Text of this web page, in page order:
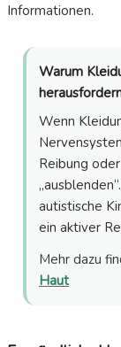
Informationen.
Warum
Wenn
Reibung
autistische
ein aktiver
Mehr dazu
Haut